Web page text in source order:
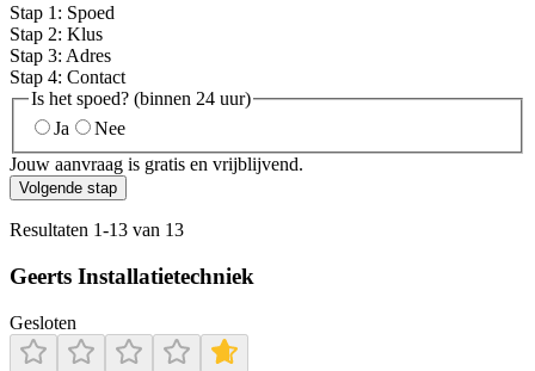
Stap 1 : Spoed
Stap 2: Klus
Stap 3: Adres
Stap 4: Contact
Is het spoed? (binnen 24 uur)
Ja
Nee
Jouw aanvraag is gratis en vrijblijvend.
Volgende stap
Resultaten 1-13 van 13
Geerts Installatietechniek
Gesloten